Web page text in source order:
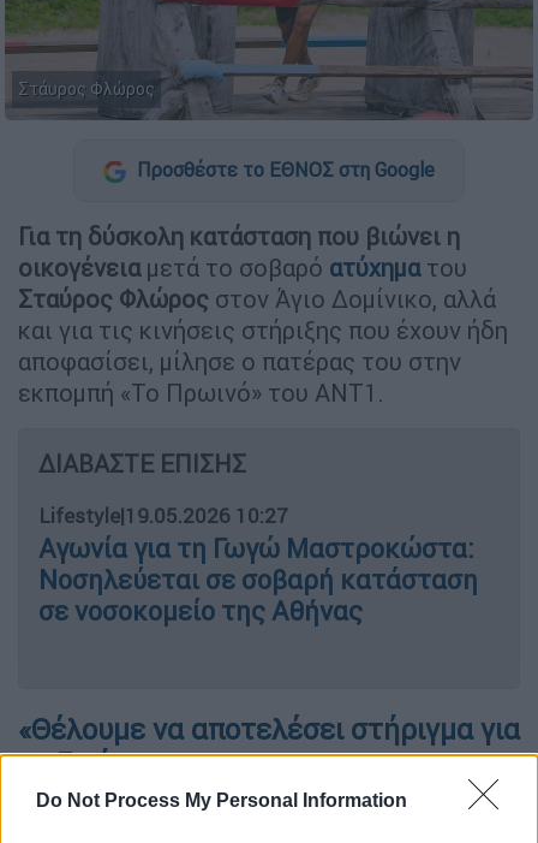
Do Not Process My Personal Information
Στάυρος Φλώρος
Προσθέστε το ΕΘΝΟΣ στη Google
Για τη δύσκολη κατάσταση που βιώνει η
οικογένειαμετά το σοβαρό ατύχημα του
Σταύρος Φλώρος στον Άγιο Δομίνικο, αλλά
και για τις κινήσεις στήριξης που έχουν ήδη
αποφασίσει, μίλησε ο πατέρας του στην
εκπομπή «Το Πρωινό» του ΑΝΤ1.
ΔΙΑΒΑΣΤΕ ΕΠΙΣΗΣ
Lifestyle|19.05.2026 10:27
Αγωνία για τη Γωγώ Μαστροκώστα:
Νοσηλεύεται σε σοβαρή κατάσταση
σε νοσοκομείο της Αθήνας
«Θέλουμε να αποτελέσει στήριγμα για
τη ζωή του»
Ο 22χρονος παίκτης τουSurvivorσυνεχίζει